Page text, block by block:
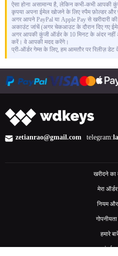
ऐसा होना असामान्य है, लेकिन कभी-कभी आपकी
कृपया अपना ईमेल खोजने के लिए स्पैम फ़ोल्डर और
अगर आपने PayPal या Apple Pay से खरीदारी
अकाउंट जांचें (अगर चेकआउट के दौरान दिए गए
अगर आपकी कुंजी ऑर्डर के 10 मिनट के अंदर नहीं
करें। वे आपकी मदद करेंगे।
प्री-ऑर्डर गेम्स के लिए, हम आमतौर पर रिलीज़
zetianrao@gmail.com telegram:
खरीदने का
मेरा
नियम और
गोपनीयता
हमारे
संपर्क